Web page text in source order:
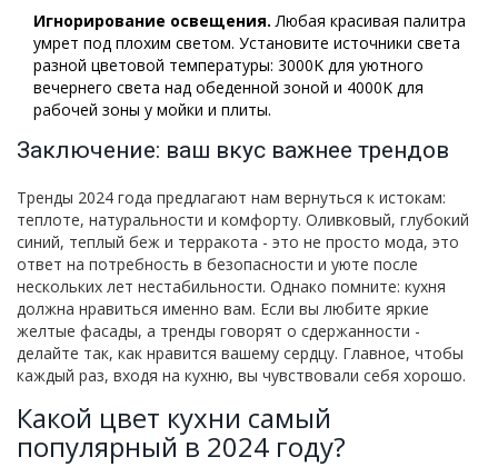
Игнорирование освещения. Любая красивая палитра
умрет под плохим светом. Установите источники света
разной цветовой температуры: 3000K для уютного
вечернего света над обеденной зоной и 4000K для
рабочей зоны у мойки и плиты.
Заключение: ваш вкус важнее трендов
Тренды 2024 года предлагают нам вернуться к истокам:
теплоте, натуральности и комфорту. Оливковый, глубокий
синий, теплый беж и терракота - это не просто мода, это
ответ на потребность в безопасности и уюте после
нескольких лет нестабильности. Однако помните: кухня
должна нравиться именно вам. Если вы любите яркие
желтые фасады, а тренды говорят о сдержанности -
делайте так, как нравится вашему сердцу. Главное, чтобы
каждый раз, входя на кухню, вы чувствовали себя хорошо.
Какой цвет кухни самый
популярный в 2024 году?